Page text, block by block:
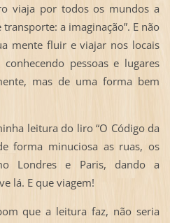
viaja por todos os mundos a
a imaginação”. E não
mente fluir e viajar nos locais
pessoas e lugares
mas de uma forma bem
leitura do liro “O Código da
forma minuciosa as ruas, os
Londres e Paris, dando a
lá. E que viagem!
que a leitura faz, não seria